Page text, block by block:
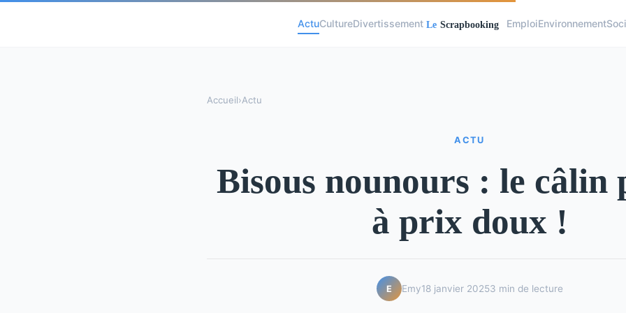
ActuCultureDivertissement EmploiEnvironnement
Accueil›Actu
ACTU
Bisous nounours : le câlin
à prix doux !
E Emy18 janvier 20253 min de lecture